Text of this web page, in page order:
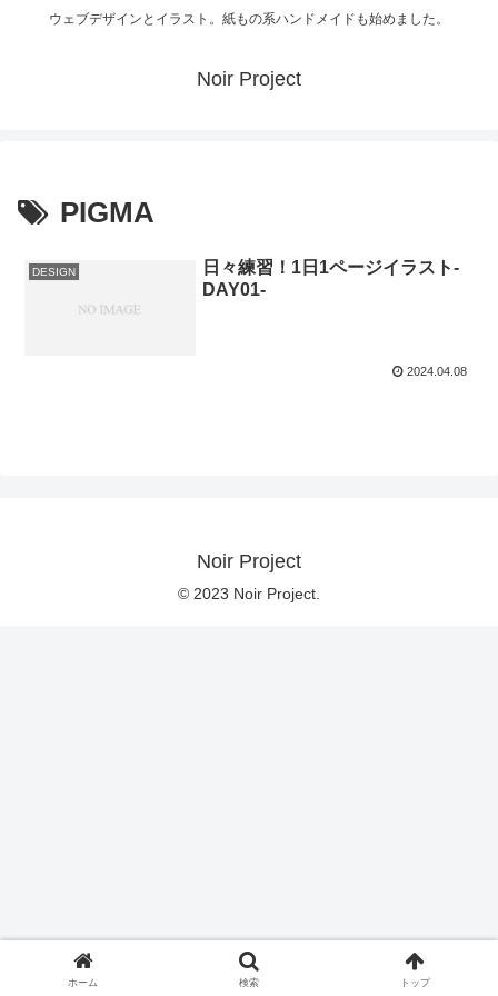
ウェブデザインとイラスト。紙もの系ハンドメイドも始めました。
Noir Project
PIGMA
DESIGN
日々練習！1日1ページイラスト-
DAY01-
2024.04.08
Noir Project
© 2023 Noir Project.
ホーム 検索 トップ